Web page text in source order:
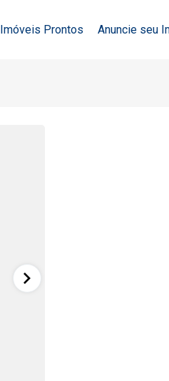
Imóveis Prontos Anuncie seu